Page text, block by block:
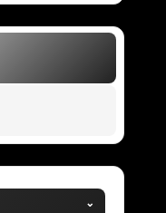
⌄